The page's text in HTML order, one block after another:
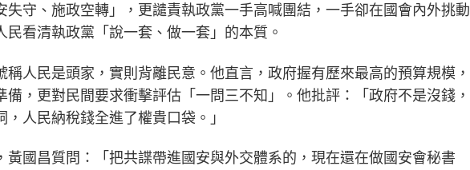
失守、施政空轉」，更譴責執政黨一手高喊團結，一手卻在國會內外挑動
看清執政黨「說一套、做一套」的本質。
稱人民是頭家，實則背離民意。他直言，政府握有歷來最高的預算規模，
備，更對民間要求衝擊評估「一問三不知」。他批評：「政府不是沒錢，
人民納稅錢全進了權貴口袋。」
黃國昌質問：「把共諜帶進國安與外交體系的，現在還在做國安會秘書